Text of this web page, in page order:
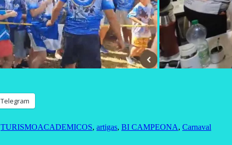
Telegram
TURISMOACADEMICOS, artigas, BI CAMPEONA, Carnaval